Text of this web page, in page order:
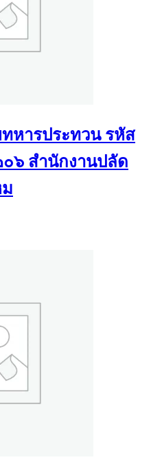
หารประทวน รหัส
๖ สำนักงานปลัด